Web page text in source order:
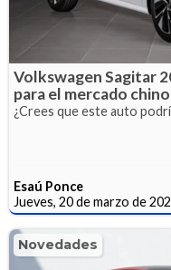
Volkswagen Sagitar
para el mercado chino
¿Crees que este auto
Esaú Ponce
Jueves, 20 de marzo de
Novedades